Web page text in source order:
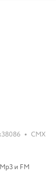
• CMX
и FM